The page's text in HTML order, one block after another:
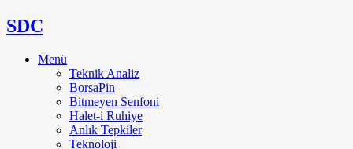
SDC
Menü
Teknik Analiz
BorsaPin
Bitmeyen Senfoni
Halet-i Ruhiye
Anlık Tepkiler
Teknoloji